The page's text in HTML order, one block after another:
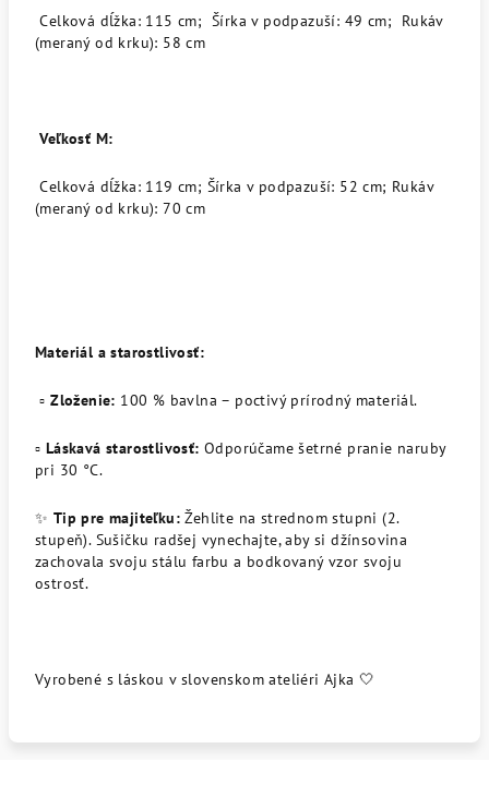
Celková dĺžka: 115 cm; Šírka v podpazuší: 49 cm; Rukáv
(meraný od krku): 58 cm
Veľkosť M:
Celková dĺžka: 119 cm; Šírka v podpazuší: 52 cm; Rukáv
(meraný od krku): 70 cm
Materiál a starostlivosť:
▫️ Zloženie: 100 % bavlna – poctivý prírodný materiál.
▫️ Láskavá starostlivosť: Odporúčame šetrné pranie naruby
pri 30 °C.
✨ Tip pre majiteľku: Žehlite na strednom stupni (2.
stupeň). Sušičku radšej vynechajte, aby si džínsovina
zachovala svoju stálu farbu a bodkovaný vzor svoju
ostrosť.
Vyrobené s láskou v slovenskom ateliéri Ajka 🤍